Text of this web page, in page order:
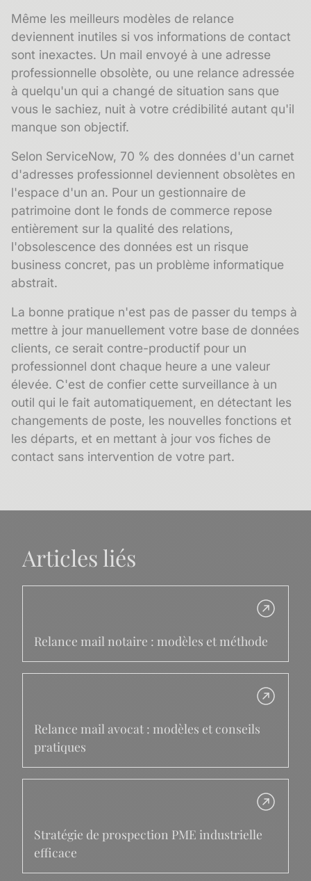
Même les meilleurs modèles de relance
deviennent inutiles si vos informations de contact
sont inexactes. Un mail envoyé à une adresse
professionnelle obsolète, ou une relance adressée
à quelqu'un qui a changé de situation sans que
vous le sachiez, nuit à votre crédibilité autant qu'il
manque son objectif.
Selon ServiceNow, 70 % des données d'un carnet
d'adresses professionnel deviennent obsolètes en
l'espace d'un an. Pour un gestionnaire de
patrimoine dont le fonds de commerce repose
entièrement sur la qualité des relations,
l'obsolescence des données est un risque
business concret, pas un problème informatique
abstrait.
La bonne pratique n'est pas de passer du temps à
mettre à jour manuellement votre base de données
clients, ce serait contre-productif pour un
professionnel dont chaque heure a une valeur
élevée. C'est de confier cette surveillance à un
outil qui le fait automatiquement, en détectant les
changements de poste, les nouvelles fonctions et
les départs, et en mettant à jour vos fiches de
contact sans intervention de votre part.
Articles liés
Relance mail notaire : modèles et méthode
Relance mail avocat : modèles et conseils
pratiques
Stratégie de prospection PME industrielle
efficace